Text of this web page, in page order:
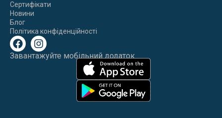
Сертифікати
Новини
Блог
Політика конфіденційності
Завантажуйте мобільний додаток